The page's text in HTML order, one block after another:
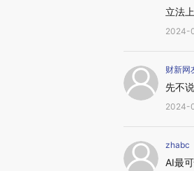
立法
2024-
财新网
先不
2024-
zhabc
AI最